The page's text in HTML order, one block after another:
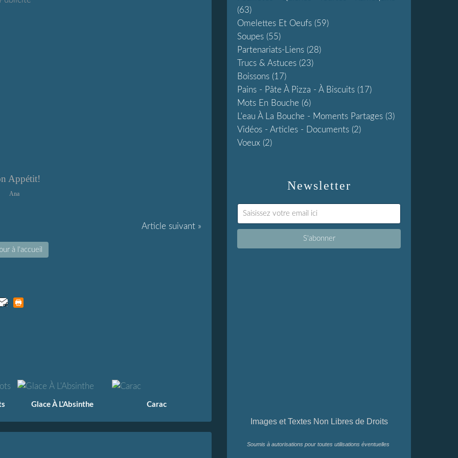
Appétit!
Ana
Article suivant »
à l'accueil
Glace À L'Absinthe Carac
Newsletter
(63)
Omelettes Et Oeufs (59)
Soupes (55)
Partenariats-Liens (28)
Trucs & Astuces (23)
Boissons (17)
Pains - Pâte À Pizza - À Biscuits (17)
Mots En Bouche (6)
L'eau À La Bouche - Moments Partages (3)
Vidéos - Articles - Documents (2)
Voeux (2)
Images et Textes Non Libres de Droits
Soumis à autorisations pour toutes utilisations éventuelles